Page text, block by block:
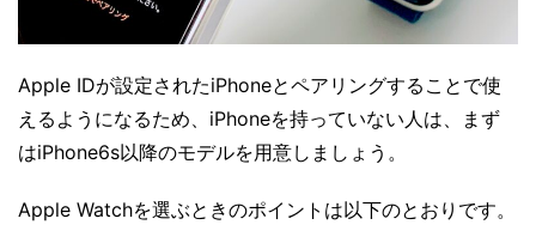
Apple IDが設定されたiPhoneとペアリングすることで使
えるようになるため、iPhoneを持っていない人は、まず
はiPhone6s以降のモデルを用意しましょう。
Apple Watchを選ぶときのポイントは以下のとおりです。